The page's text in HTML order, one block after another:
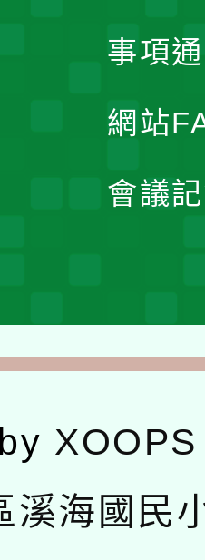
事項
網站
會議
XOOPS
溪海國民